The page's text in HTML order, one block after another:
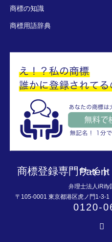
商標の知識
商標用語辞典
商標登録専門サイト -
弁理士法人iRify
〒105-0001 東京都港区虎ノ門1-3-
0120-